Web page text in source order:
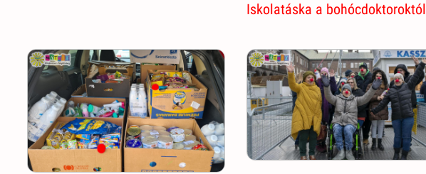
Iskolatáska a bohócdoktoroktól